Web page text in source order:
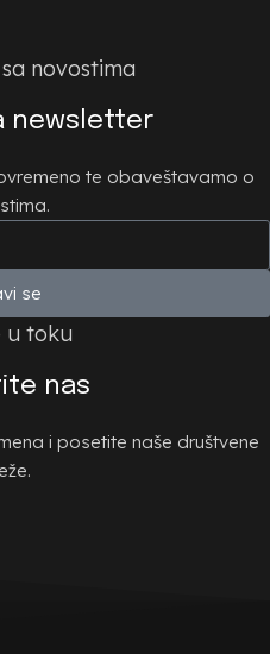
novostima
newsletter
te obaveštavamo o
se
u toku
nas
i posetite naše društvene